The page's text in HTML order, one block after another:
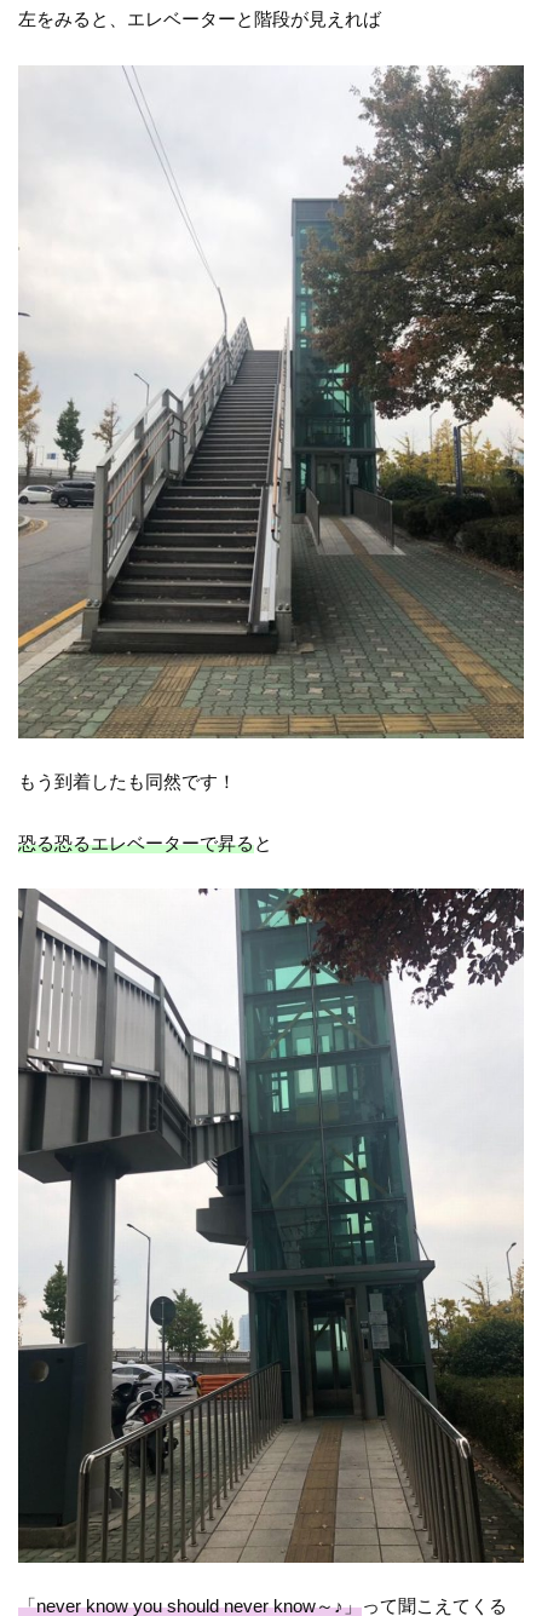
左をみると、エレベーターと階段が見えれば
もう到着したも同然です！
恐る恐るエレベーターで昇ると
「never know you should never know～♪」って聞こえてくる